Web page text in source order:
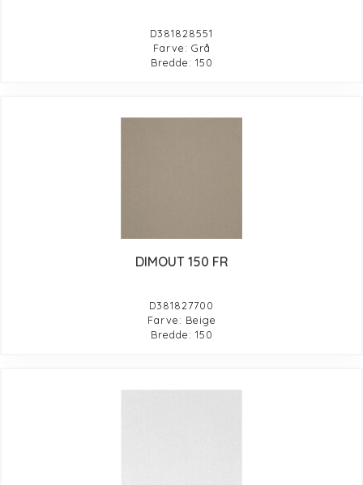
D381828551
Farve: Grå
Bredde: 150
DIMOUT 150 FR
D381827700
Farve: Beige
Bredde: 150